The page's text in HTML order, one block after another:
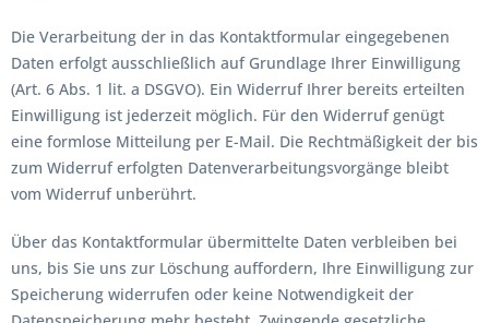
Die Verarbeitung der in das Kontaktformular eingegebenen
Daten erfolgt ausschließlich auf Grundlage Ihrer Einwilligung
(Art. 6 Abs. 1 lit. a DSGVO). Ein Widerruf Ihrer bereits erteilten
Einwilligung ist jederzeit möglich. Für den Widerruf genügt
eine formlose Mitteilung per E-Mail. Die Rechtmäßigkeit der bis
zum Widerruf erfolgten Datenverarbeitungsvorgänge bleibt
vom Widerruf unberührt.
Über das Kontaktformular übermittelte Daten verbleiben bei
uns, bis Sie uns zur Löschung auffordern, Ihre Einwilligung zur
Speicherung widerrufen oder keine Notwendigkeit der